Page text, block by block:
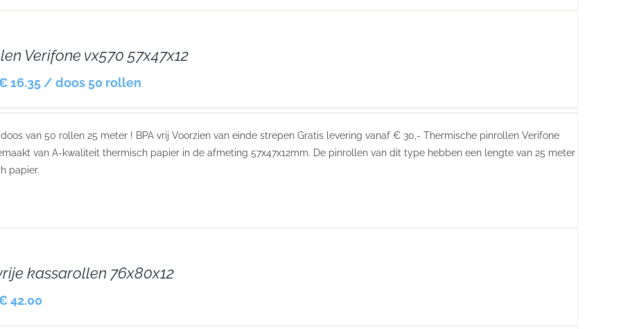
Verifone vx570 57x47x12
16.35 / doos 50 rollen
van 50 rollen 25 meter ! BPA vrij Voorzien van einde strepen Gratis levering vanaf € 30,- Thermische pinrollen Verifone
van A-kwaliteit thermisch papier in de afmeting 57x47x12mm. De pinrollen van dit type hebben een lengte van 25 meter
papier.
kassarollen 76x80x12
42.00